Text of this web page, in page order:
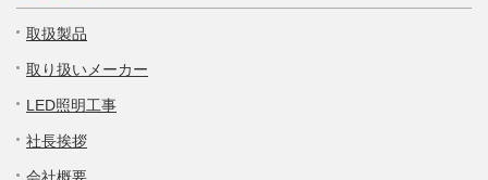
取扱製品
取り扱いメーカー
LED照明工事
社長挨拶